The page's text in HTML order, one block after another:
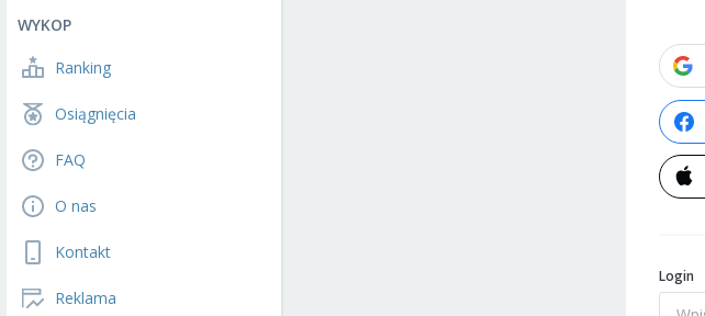
WYKOP
Ranking
Osiągnięcia
FAQ
O nas
Kontakt
Reklama
Login